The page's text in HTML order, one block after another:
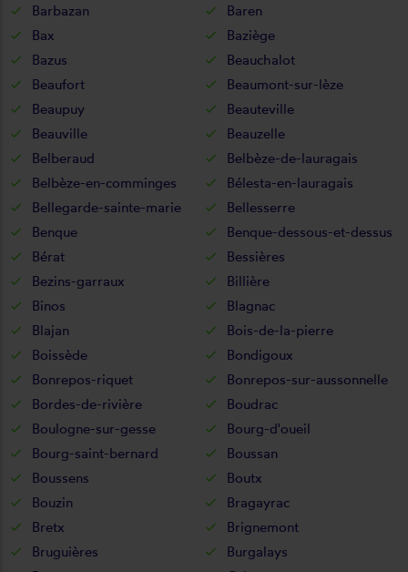
Barbazan
Baren
Bax
Baziège
Bazus
Beauchalot
Beaufort
Beaumont-sur-lèze
Beaupuy
Beauteville
Beauville
Beauzelle
Belberaud
Belbèze-de-lauragais
Belbèze-en-comminges
Bélesta-en-lauragais
Bellegarde-sainte-marie
Bellesserre
Benque
Benque-dessous-et-dessus
Bérat
Bessières
Bezins-garraux
Billière
Binos
Blagnac
Blajan
Bois-de-la-pierre
Boissède
Bondigoux
Bonrepos-riquet
Bonrepos-sur-aussonnelle
Bordes-de-rivière
Boudrac
Boulogne-sur-gesse
Bourg-d'oueil
Bourg-saint-bernard
Boussan
Boussens
Boutx
Bouzin
Bragayrac
Bretx
Brignemont
Bruguières
Burgalays